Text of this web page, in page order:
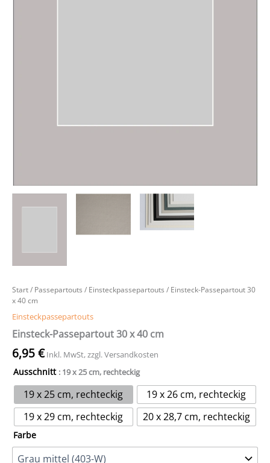
Start/ Passepartouts / Einsteckpassepartouts / Einsteck-Passepartout 30
x 40 cm
Einsteckpassepartouts
Einsteck-Passepartout 30 x 40 cm
6,95€ Inkl. MwSt, zzgl. Versandkosten
Ausschnitt : 19 x 25 cm, rechteckig
19 x 25 cm, rechteckig
19 x 26 cm, rechteckig
19 x 29 cm, rechteckig
20 x 28,7 cm, rechteckig
Farbe